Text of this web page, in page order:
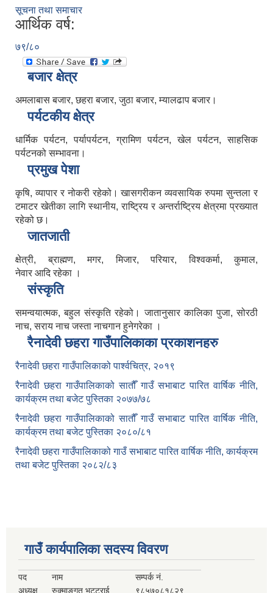
सूचना तथा समाचार
आर्थिक वर्ष:
७९/८०
बजार क्षेत्र
अमलाबास बजार, छहरा बजार, जुठा बजार, म्यालढाप बजार।
पर्यटकीय क्षेत्र
धार्मिक पर्यटन, पर्यापर्यटन, ग्रामिण पर्यटन, खेल पर्यटन, साहसिक
पर्यटनको सम्भावना।
प्रमुख पेशा
कृषि, व्यापार र नोकरी रहेको। खासगरीकन व्यवसायिक रुपमा सुन्तला र
टमाटर खेतीका लागि स्थानीय, राष्ट्रिय र अन्तर्राष्ट्रिय क्षेत्रमा प्रख्यात
रहेको छ।
जातजाती
क्षेत्री, ब्राह्मण, मगर, मिजार, परियार, विश्वकर्मा, कुमाल,
नेवार आदि रहेका ।
संस्कृति
समन्वयात्मक, बहुल संस्कृति रहेको। जातानुसार कालिका पुजा, सोरठी
नाच, सराय नाच जस्ता नाचगान हुनेगरेका ।
रैनादेवी छहरा गाउँपालिकाका प्रकाशनहरु
रैनादेवी छहरा गाउँपालिकाको पार्श्वचित्र, २०१९
रैनादेवी छहरा गाउँपालिकाको सातौँ गाउँ सभाबाट पारित वार्षिक नीति,
कार्यक्रम तथा बजेट पुस्तिका २०७७/७८
रैनादेवी छहरा गाउँपालिकाको सातौँ गाउँ सभाबाट पारित वार्षिक नीति,
कार्यक्रम तथा बजेट पुस्तिका २०८०/८१
रैनादेवी छहरा गाउँपालिकाको गाउँ सभाबाट पारित वार्षिक नीति, कार्यक्रम
तथा बजेट पुस्तिका २०८२/८३
गाउँ कार्यपालिका सदस्य विवरण
पद नाम
सम्पर्क नं.
अध्यक्ष
रुक्माङ्गत भट्टराई ९८५७०८१८२९